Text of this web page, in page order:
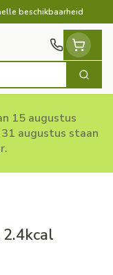
beschikbaarheid
Zoek
15 augustus
augustus staan